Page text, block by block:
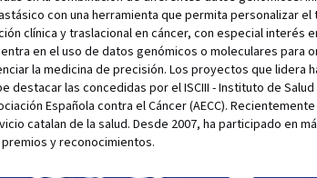
con una herramienta que permita personalizar el
clínica y traslacional en cáncer, con especial interés
en el uso de datos genómicos o moleculares para
la medicina de precisión. Los proyectos que lidera
las concedidas por el ISCIII - Instituto de
Española contra el Cáncer (AECC).
catalan de la salud. Desde 2007, ha participado en
y reconocimientos.